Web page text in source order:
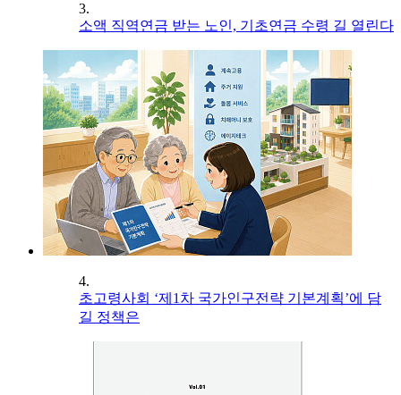
3.
소액 직역연금 받는 노인, 기초연금 수령 길 열린다
4.
초고령사회 ‘제1차 국가인구전략 기본계획’에 담
길 정책은